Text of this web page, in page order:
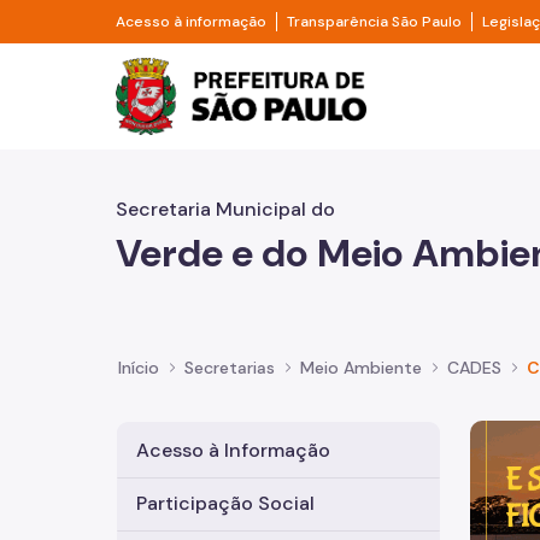
Pular para o Conteúdo principal
Acesso à informação Divisor de acesso à informação
Transparência São Paulo Divisor
Prefeitura de São
Secretaria Municipal do
Verde e do Meio
Início Secretarias Meio Ambiente CADES
Acesso à Informação
Participação Social